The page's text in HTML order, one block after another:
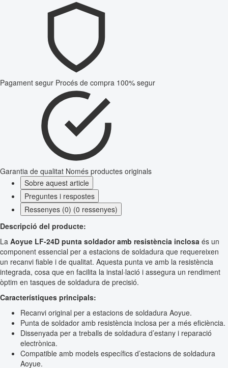
Pagament segur Procés de compra 100% segur
Garantia de qualitat Només productes originals
Sobre aquest article
Preguntes i respostes
Ressenyes (0) (0 ressenyes)
Descripció del producte:
La Aoyue LF-24D punta soldador amb resistència inclosa és un
component essencial per a estacions de soldadura que requereixen
un recanvi fiable i de qualitat. Aquesta punta ve amb la resistència
integrada, cosa que en facilita la instal·lació i assegura un rendiment
òptim en tasques de soldadura de precisió.
Característiques principals:
Recanvi original per a estacions de soldadura Aoyue.
Punta de soldador amb resistència inclosa per a més eficiència.
Dissenyada per a treballs de soldadura d’estany i reparació
electrònica.
Compatible amb models específics d’estacions de soldadura
Aoyue.